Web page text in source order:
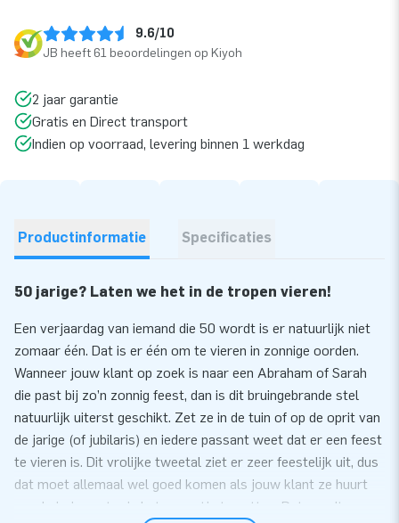
9.6/10
JB heeft 61 beoordelingen op Kiyoh
2 jaar garantie
Gratis en Direct transport
Indien op voorraad, levering binnen 1 werkdag
Productinformatie Specificaties
50 jarige? Laten we het in de tropen vieren!
Een verjaardag van iemand die 50 wordt is er natuurlijk niet
zomaar één. Dat is er één om te vieren in zonnige oorden.
Wanneer jouw klant op zoek is naar een Abraham of Sarah
die past bij zo’n zonnig feest, dan is dit bruingebrande stel
natuurlijk uiterst geschikt. Zet ze in de tuin of op de oprit van
de jarige (of jubilaris) en iedere passant weet dat er een feest
te vieren is. Dit vrolijke tweetal ziet er zeer feestelijk uit, dus
dat moet allemaal wel goed komen als jouw klant ze huurt
om de jarige extra in het zonnetje te zetten. Dat wordt